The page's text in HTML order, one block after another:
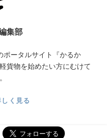
集部
ポータルサイト『かるか
貨物を始めたい方にむけて
く見る